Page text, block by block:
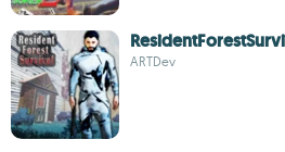
ARTDev